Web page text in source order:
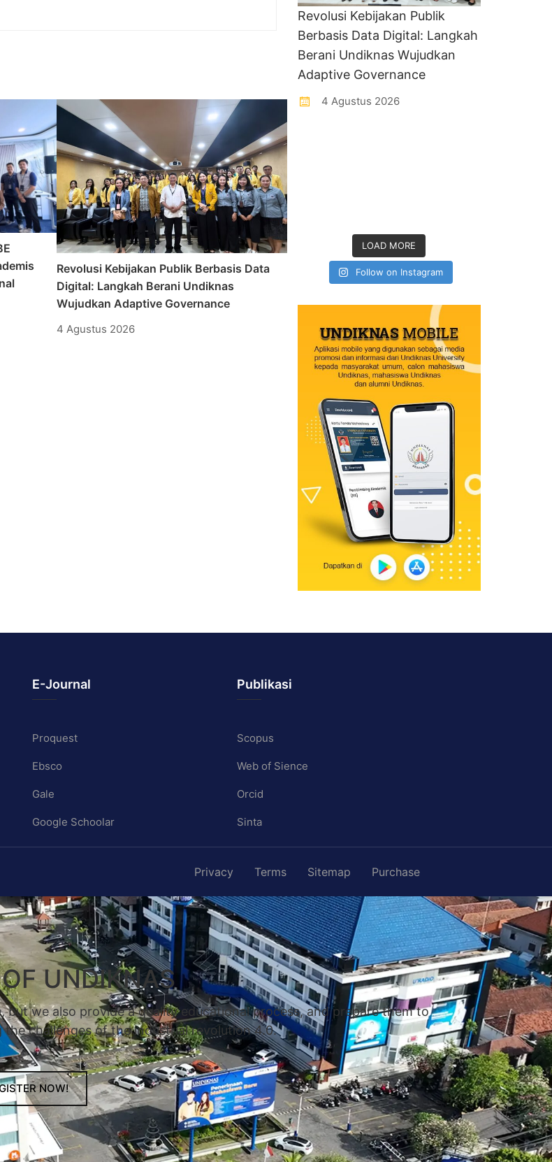
Revolusi Kebijakan Publik Berbasis Data
Digital: Langkah Berani Undiknas
Wujudkan Adaptive Governance
4 Agustus 2026
Revolusi Kebijakan Publik
Berbasis Data Digital: Langkah
Berani Undiknas Wujudkan
Adaptive Governance
4 Agustus 2026
LOAD MORE
Follow on Instagram
E-Journal
Proquest
Ebsco
Gale
Google Schoolar
Publikasi
Scopus
Web of Sience
Orcid
Sinta
Privacy Terms Sitemap Purchase
UNDIKNAS
we also provide a quality educational process, and prepare them to
challenges of the industrial revolution 4.0.
NOW!